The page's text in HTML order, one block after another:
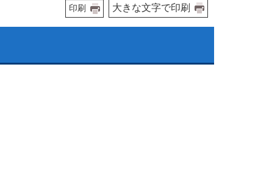
印刷 大きな文字で印刷